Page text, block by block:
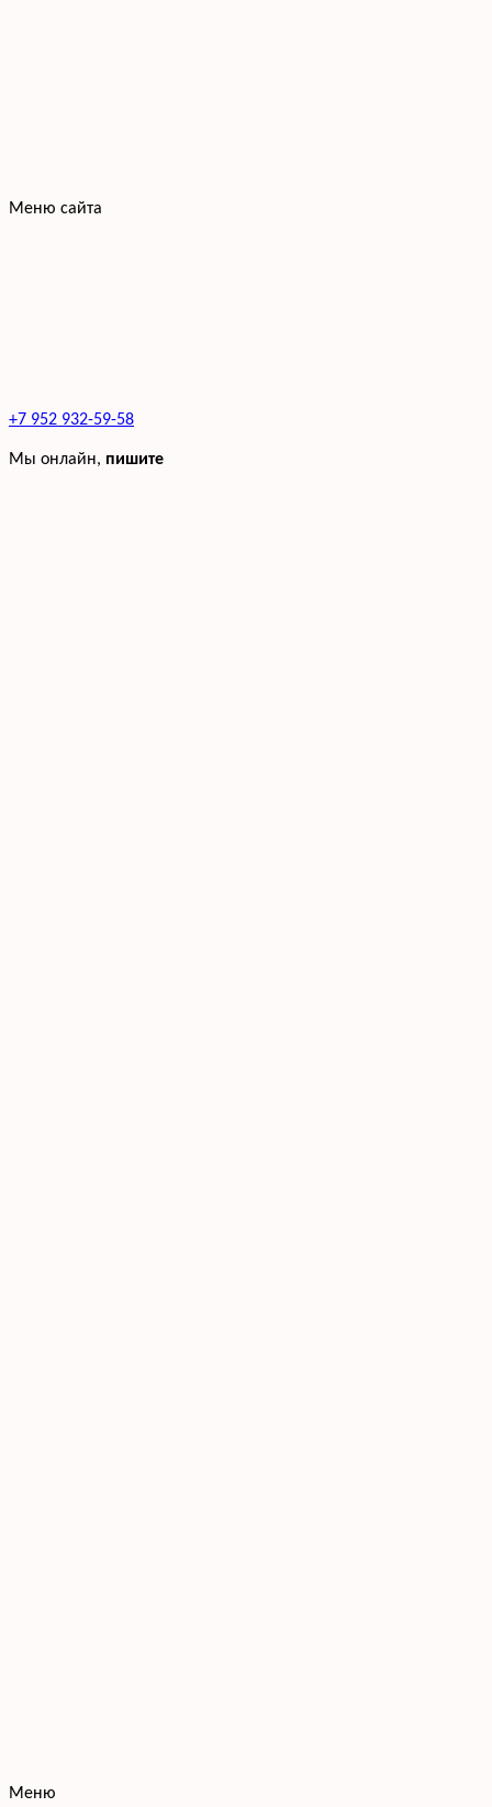
Меню сайта
+7 952 932-59-58
Мы онлайн, пишите
Меню